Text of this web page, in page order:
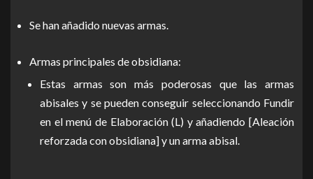
Se han añadido nuevas armas.
Armas principales de obsidiana:
Estas armas son más poderosas que las armas
abisales y se pueden conseguir seleccionando Fundir
en el menú de Elaboración (L) y añadiendo [Aleación
reforzada con obsidiana] y un arma abisal.